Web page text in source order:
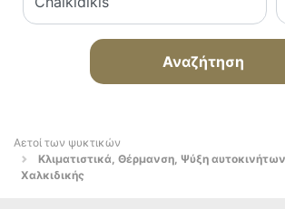
Αναζήτηση
Αετοί των ψυκτικών
Κλιματιστικά, Θέρμανση, Ψύξη
Χαλκιδικής